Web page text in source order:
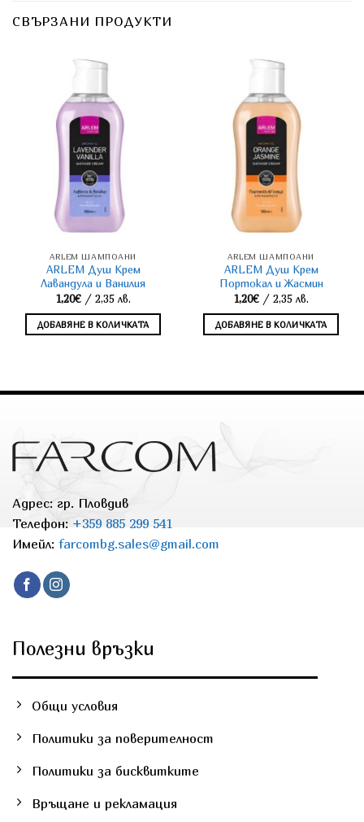
СВЪРЗАНИ ПРОДУКТИ
ARLEM ШАМПОАНИ
ARLEM Душ Крем
Лавандула и Ванилия
1,20€ / 2,35 лв.
ДОБАВЯНЕ В КОЛИЧКАТА
ARLEM ШАМПОАНИ
ARLEM Душ Крем
Портокал и Жасмин
1,20€ / 2,35 лв.
ДОБАВЯНЕ В КОЛИЧКАТА
Адрес: гр. Пловдив
Телефон: +359 885 299 541
Имейл: farcombg.sales@gmail.com
Полезни връзки
Общи условия
Политики за поверителност
Политики за бисквитките
Връщане и рекламация